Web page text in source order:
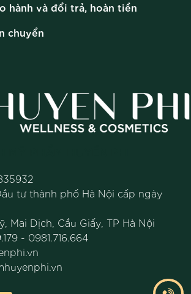
hành và đổi trả, hoàn tiền
chuyển
tư thành phố Hà Nội cấp ngày
Mai Dịch, Cầu Giấy, TP Hà Nội
- 0981.716.664